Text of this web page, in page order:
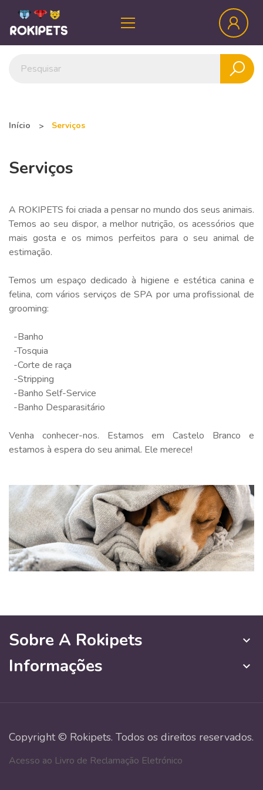
Início Serviços
Serviços
A ROKIPETS foi criada a pensar no mundo dos seus animais.
Temos ao seu dispor, a melhor nutrição, os acessórios que
mais gosta e os mimos perfeitos para o seu animal de
estimação.
Temos um espaço dedicado à higiene e estética canina e
felina, com vários serviços de SPA por uma profissional de
grooming:
-Banho
-Tosquia
-Corte de raça
-Stripping
-Banho Self-Service
-Banho Desparasitário
Venha conhecer-nos. Estamos em Castelo Branco e
estamos à espera do seu animal. Ele merece!
Sobre A Rokipets keyboard_arrow_down
Informações keyboard_arrow_down
Copyright © Rokipets. Todos os direitos reservados.
Acesso ao Livro de Reclamação Eletrónico